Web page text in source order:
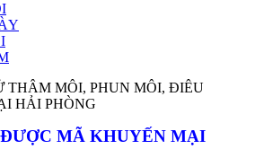
MÃ KHUYẾN MẠI